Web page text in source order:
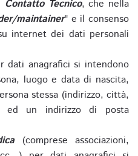
Contatto Tecnico, che nella
maintainer" e il consenso
internet dei dati personali
dati anagrafici si intendono
luogo e data di nascita,
stessa (indirizzo, città,
ed un indirizzo di posta
(comprese associazioni,